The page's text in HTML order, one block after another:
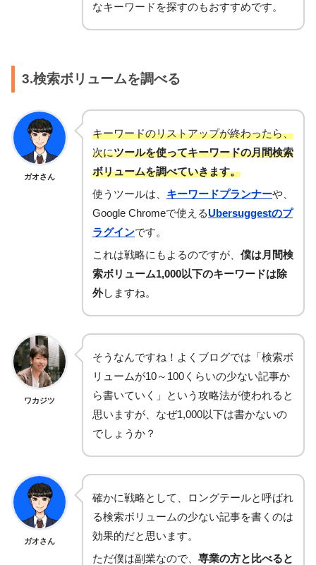
なキーワードを探すのもおすすめです。
3.検索ボリュームを調べる
ガオさん
キーワードのリストアップが終わったら、
次にツールを使ってキーワードの月間検索
ボリュームを調べていきます。
使うツールは、 キーワードプランナーや、
Google Chromeで使えるUbersuggestのプ
ラグインです。
これは戦略にもよるのですが、 僕は月間検
索ボリューム1,000以下のキーワードは除
外しますね。
ワカジツ
そうなんですね！よくブログでは「検索ボ
リュームが10～100くらいの少ない記事か
ら書いていく」という攻略法が使われると
思いますが、なぜ1,000以下は書かないの
でしょうか？
ガオさん
確かに戦略として、ロングテールと呼ばれ
る検索ボリュームの少ない記事を書くのは
効果的だと思います。
ただ僕は副業なので、 専業の方と比べると